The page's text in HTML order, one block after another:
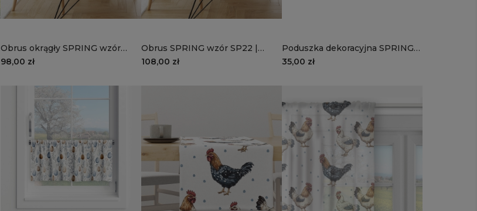
Obrus okrągły SPRING wzór
SP22 | kolorowe pisanki
98,00 zł
Obrus SPRING wzór SP22 |
kolorowe pisanki
108,00 zł
Poduszka dekoracyjna SPRING
wzór SP22 | kolorowe pisanki
35,00 zł